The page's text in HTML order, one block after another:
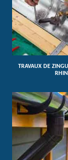
TRAVAUX DE
RHIN